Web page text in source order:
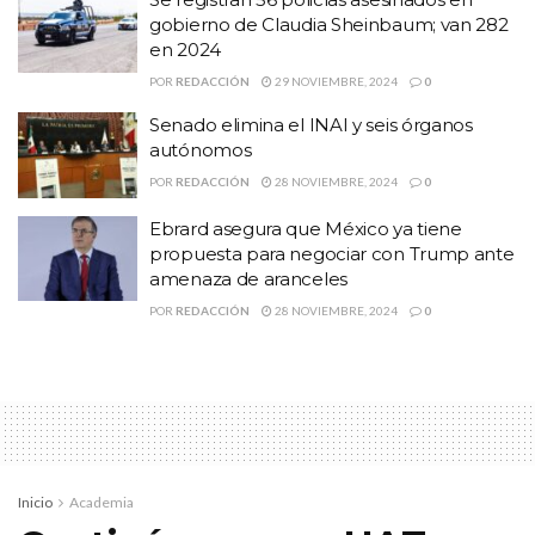
un twet.
Casi 40 horas después de que fue privado de su libertad por
sujetos armados, el periodista Jaime Barrera fue liberado por sus
captores en el municipio de Magdalena.
gobierno de Claudia Sheinbaum; van 282
en 2024
POR REDACCIÓN 29 NOVIEMBRE, 2024 0
Senado elimina el INAI y seis órganos
autónomos
POR REDACCIÓN 28 NOVIEMBRE, 2024 0
Ebrard asegura que México ya tiene
propuesta para negociar con Trump ante
amenaza de aranceles
POR REDACCIÓN 28 NOVIEMBRE, 2024 0
Inicio Academia